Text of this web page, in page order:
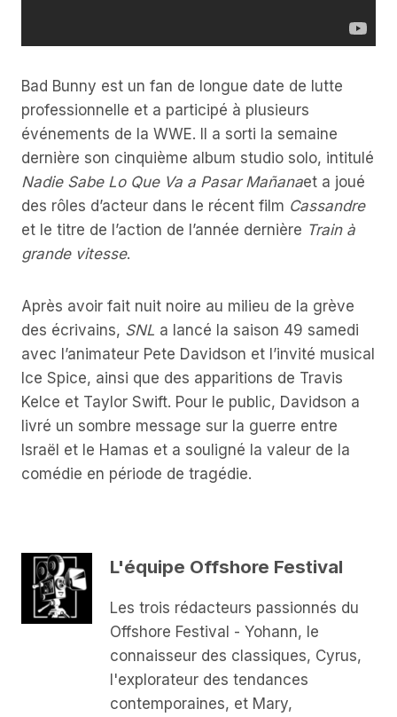
Bad Bunny est un fan de longue date de lutte
professionnelle et a participé à plusieurs
événements de la WWE. Il a sorti la semaine
dernière son cinquième album studio solo, intitulé
Nadie Sabe Lo Que Va a Pasar Mañanaet a joué
des rôles d’acteur dans le récent film Cassandre
et le titre de l’action de l’année dernière Train à
grande vitesse.
Après avoir fait nuit noire au milieu de la grève
des écrivains, SNL a lancé la saison 49 samedi
avec l’animateur Pete Davidson et l’invité musical
Ice Spice, ainsi que des apparitions de Travis
Kelce et Taylor Swift. Pour le public, Davidson a
livré un sombre message sur la guerre entre
Israël et le Hamas et a souligné la valeur de la
comédie en période de tragédie.
L'équipe Offshore Festival
Les trois rédacteurs passionnés du
Offshore Festival - Yohann, le
connaisseur des classiques, Cyrus,
l'explorateur des tendances
contemporaines, et Mary,